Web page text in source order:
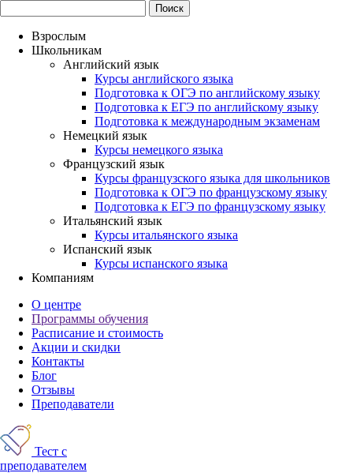
Взрослым
Школьникам
Английский язык
Курсы английского языка
Подготовка к ОГЭ по английскому языку
Подготовка к ЕГЭ по английскому языку
Подготовка к международным экзаменам
Немецкий язык
Курсы немецкого языка
Французский язык
Курсы французского языка для школьников
Подготовка к ОГЭ по французскому языку
Подготовка к ЕГЭ по французскому языку
Итальянский язык
Курсы итальянского языка
Испанский язык
Курсы испанского языка
Компаниям
О центре
Программы обучения
Расписание и стоимость
Акции и скидки
Контакты
Блог
Отзывы
Преподаватели
Тест с
преподавателем